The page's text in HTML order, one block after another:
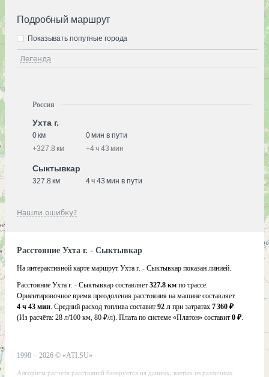
Подробный маршрут
Легенда
Показывать попутные города
Россия
Ухта г.
0 км
0 мин в пути
+327.8 км +4 ч 43 мин
Сыктывкар
327.8 км 4 ч 43 мин в пути
Нашли ошибку?
Расстояние Ухта г. - Сыктывкар
На интерактивной карте маршрут Ухта г. - Сыктывкар показан линией.
Расстояние Ухта г. - Сыктывкар составляет 327.8 км по трассе.
Ориентировочное время преодоления расстояния на машине составляет
4 ч 43 мин. Средний расход топлива составит 92 л при затратах 7 360 ₽
(Из расчёта: 28 л/100 км, 80 ₽/л). Плата по системе «Платон» составит 0 ₽.
1998 − 2026 © «ATI.SU»
Алгоритм расчета расстояний базируется на данных, взятых из различных